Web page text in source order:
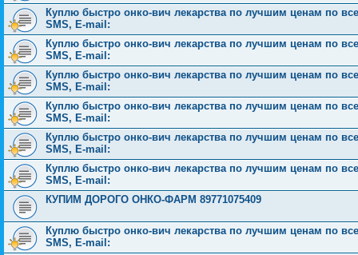
Куплю быстро онко-вич лекарства по лучшим ценам по
SMS, E-mail:
Куплю быстро онко-вич лекарства по лучшим ценам по
SMS, E-mail:
Куплю быстро онко-вич лекарства по лучшим ценам по
SMS, E-mail:
Куплю быстро онко-вич лекарства по лучшим ценам по
SMS, E-mail:
Куплю быстро онко-вич лекарства по лучшим ценам по
SMS, E-mail:
Куплю быстро онко-вич лекарства по лучшим ценам по
SMS, E-mail:
КУПИМ ДОРОГО ОНКО-ФАРМ 89771075409
Куплю быстро онко-вич лекарства по лучшим ценам по
SMS, E-mail: